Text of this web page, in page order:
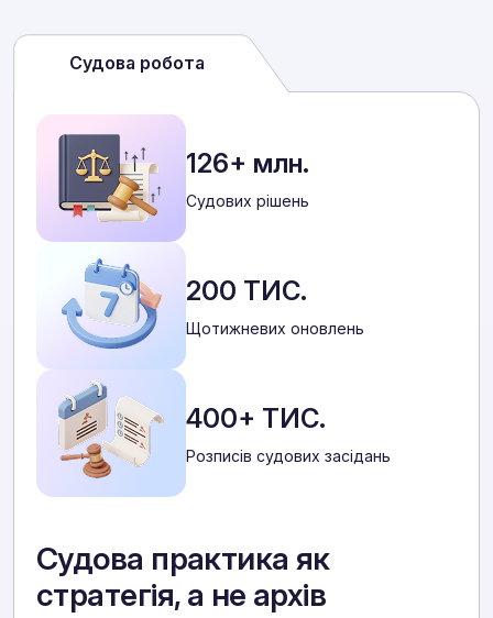
Судова робота
126+ млн.
Cудових рішень
200 ТИС.
Щотижневих оновлень
400+ ТИС.
Розписів судових засідань
Судова практика як
стратегія, а не архів